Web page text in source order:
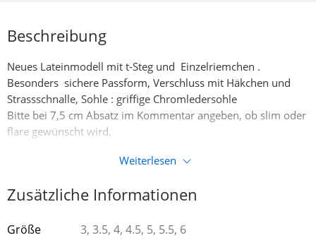
Beschreibung
Neues Lateinmodell mit t-Steg und Einzelriemchen .
Besonders sichere Passform, Verschluss mit Häkchen und
Strassschnalle, Sohle : griffige Chromledersohle
Bitte bei 7,5 cm Absatz im Kommentar angeben, ob slim oder
flare gewünscht wird.
Weiterlesen
Zusätzliche Informationen
Größe
3, 3.5, 4, 4.5, 5, 5.5, 6